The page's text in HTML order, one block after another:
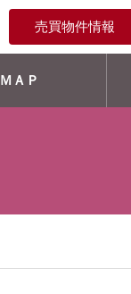
売買物件情報
ＭＡＰ